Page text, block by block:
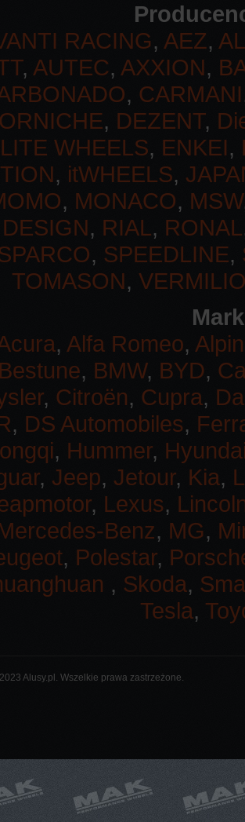
RACING, AEZ,
, AUTEC, AXXION,
, CARMANI
, DEZENT,
WHEELS, ENKEI,
, itWHEELS,
, MONACO, MSW
DESIGN, RIAL, RONAL
, SPEEDLINE,
TOMASON,
, Alfa Romeo,
Bestune, BMW, BYD,
, Citroën, Cupra,
, DS Automobiles,
, Hummer,
, Jeep, Jetour, Kia,
, Lexus,
Benz, MG,
, Polestar,
, Skoda,
Tesla,
Alusy.pl. Wszelkie prawa zastrzeżone.